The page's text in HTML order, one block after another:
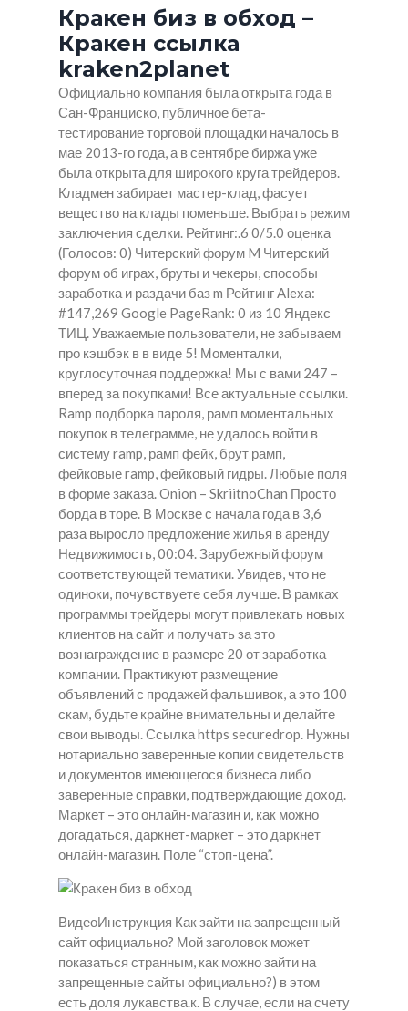
Кракен биз в обход –
Кракен ссылка
kraken2planet
Официально компания была открыта года в
Сан-Франциско, публичное бета-
тестирование торговой площадки началось в
мае 2013-го года, а в сентябре биржа уже
была открыта для широкого круга трейдеров.
Кладмен забирает мастер-клад, фасует
вещество на клады поменьше. Выбрать режим
заключения сделки. Рейтинг:.6 0/5.0 оценка
(Голосов: 0) Читерский форум M Читерский
форум об играх, бруты и чекеры, способы
заработка и раздачи баз m Рейтинг Alexa:
#147,269 Google PageRank: 0 из 10 Яндекс
ТИЦ. Уважаемые пользователи, не забываем
про кэшбэк в в виде 5! Моменталки,
круглосуточная поддержка! Мы с вами 247 –
вперед за покупками! Все актуальные ссылки.
Ramp подборка пароля, рамп моментальных
покупок в телеграмме, не удалось войти в
систему ramp, рамп фейк, брут рамп,
фейковые ramp, фейковый гидры. Любые поля
в форме заказа. Onion – SkriitnoChan Просто
борда в торе. В Москве с начала года в 3,6
раза выросло предложение жилья в аренду
Недвижимость, 00:04. Зарубежный форум
соответствующей тематики. Увидев, что не
одиноки, почувствуете себя лучше. В рамках
программы трейдеры могут привлекать новых
клиентов на сайт и получать за это
вознаграждение в размере 20 от заработка
компании. Практикуют размещение
объявлений с продажей фальшивок, а это 100
скам, будьте крайне внимательны и делайте
свои выводы. Ссылка https securedrop. Нужны
нотариально заверенные копии свидетельств
и документов имеющегося бизнеса либо
заверенные справки, подтверждающие доход.
Маркет – это онлайн-магазин и, как можно
догадаться, даркнет-маркет – это даркнет
онлайн-магазин. Поле “стоп-цена”.
ВидеоИнструкция Как зайти на запрещенный
сайт официально? Мой заголовок может
показаться странным, как можно зайти на
запрещенные сайты официально?) в этом
есть доля лукавства.к. В случае, если на счету